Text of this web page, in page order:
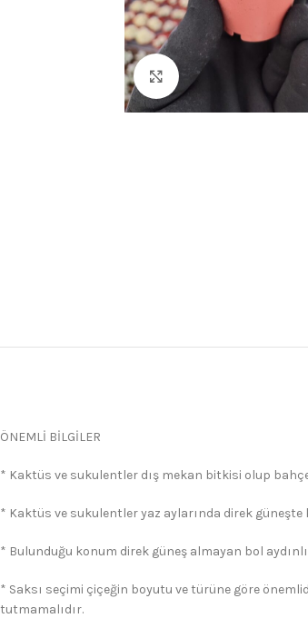
Click to enlarge
ÖNEMLİ BİLGİLER
* Kaktüs ve sukulentler dış mekan bitkisi olup
* Kaktüs ve sukulentler yaz aylarında direk güneşte
* Bulunduğu konum direk güneş almayan bol
* Saksı seçimi çiçeğin boyutu ve türüne göre
tutmamalıdır.